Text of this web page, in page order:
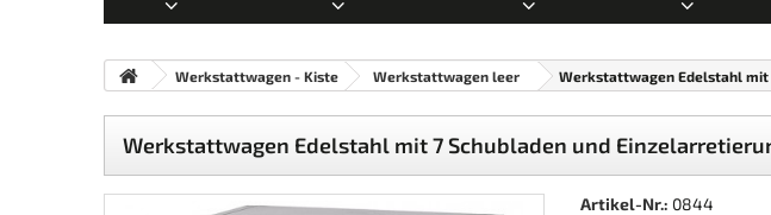
Werkstattwagen - Kiste Werkstattwagen leer Werkstattwagen Edelstahl mit
Werkstattwagen Edelstahl mit 7 Schubladen und
Artikel-Nr.: 0844